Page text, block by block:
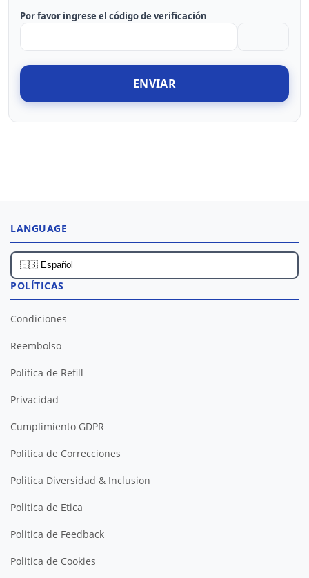
Por favor ingrese el código de verificación
ENVIAR
LANGUAGE
POLÍTICAS
Condiciones
Reembolso
Política de Refill
Privacidad
Cumplimiento GDPR
Politica de Correcciones
Politica Diversidad & Inclusion
Politica de Etica
Politica de Feedback
Politica de Cookies